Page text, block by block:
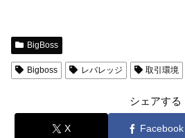
BigBoss
Bigboss レバレッジ 取引環境
シェアする
X Facebook